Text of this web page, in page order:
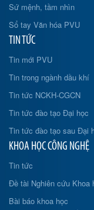
Sứ mệnh, tầm nhìn
Sổ tay Văn hóa PVU
TIN TỨC
Tin mới PVU
Tin trong ngành dầu khí
Tin tức NCKH-CGCN
Tin tức đào tạo Đại học
Tin tức đào tạo sau Đại
KHOA HỌC CÔNG NGHỆ
Tin tức
Đề tài Nghiên cứu Khoa
Bài báo khoa học